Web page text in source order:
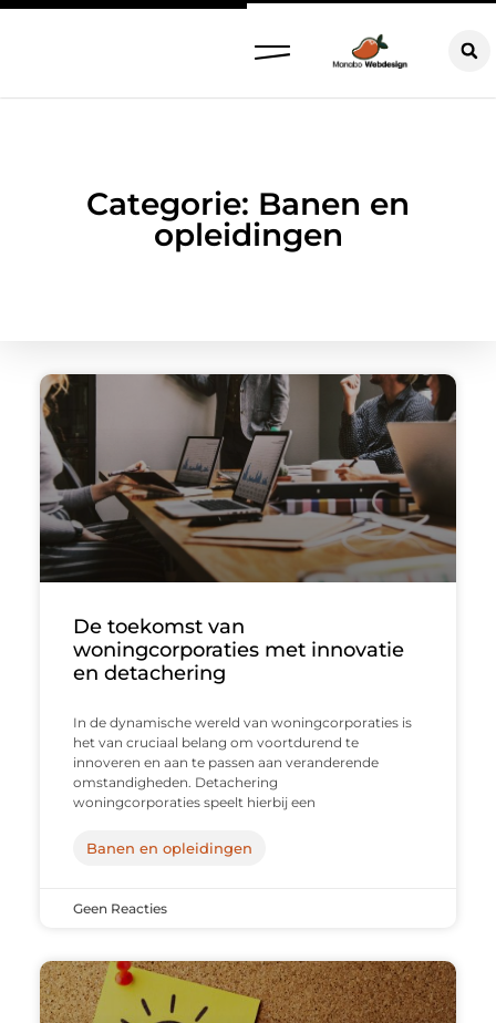
Categorie: Banen en
opleidingen
De toekomst van
woningcorporaties met innovatie
en detachering
In de dynamische wereld van woningcorporaties is
het van cruciaal belang om voortdurend te
innoveren en aan te passen aan veranderende
omstandigheden. Detachering
woningcorporaties speelt hierbij een
Banen en opleidingen
Geen Reacties